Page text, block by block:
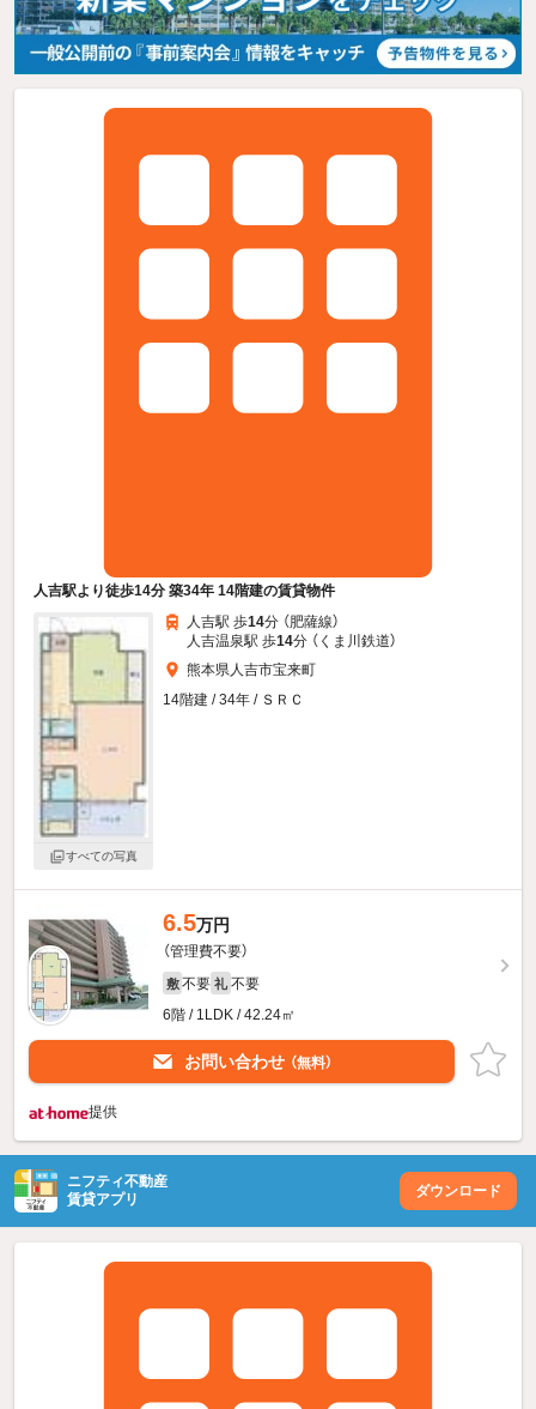
人吉駅より徒歩14分 築34年 14階建の賃貸物件
すべての写真
人吉駅 歩14分 （肥薩線）
人吉温泉駅 歩14分 （くま川鉄道）
熊本県人吉市宝来町
14階建 / 34年 / ＳＲＣ
6.5万円
（管理費不要）
敷 不要 礼 不要
6階 / 1LDK / 42.24㎡
お問い合わせ （無料）
提供
ニフティ不動産
賃貸アプリ
ダウンロード